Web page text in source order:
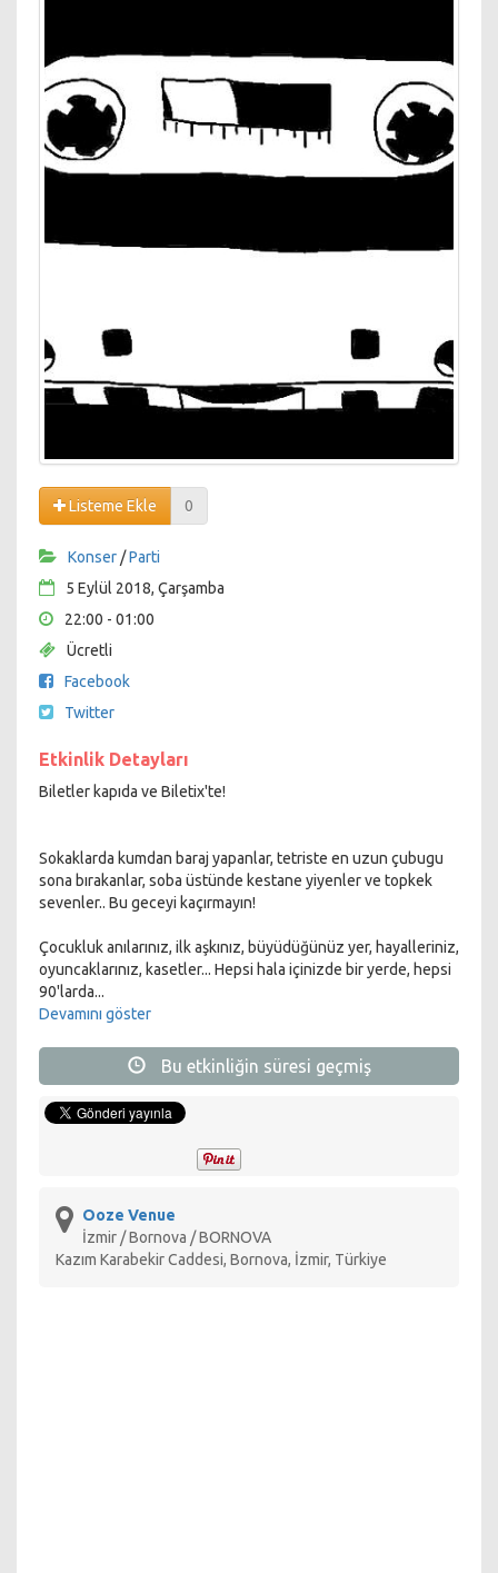
Listeme Ekle 0
Konser/Parti
5 Eylül 2018, Çarşamba
22:00 - 01:00
Ücretli
Facebook
Twitter
Etkinlik Detayları
Biletler kapıda ve Biletix'te!
Sokaklarda kumdan baraj yapanlar, tetriste en uzun çubugu
sona bırakanlar, soba üstünde kestane yiyenler ve topkek
sevenler.. Bu geceyi kaçırmayın!
Çocukluk anılarınız, ilk aşkınız, büyüdüğünüz yer, hayalleriniz,
oyuncaklarınız, kasetler... Hepsi hala içinizde bir yerde, hepsi
90'larda...
Devamını göster
Bu etkinliğin süresi geçmiş
Ooze Venue
İzmir / Bornova / BORNOVA
Kazım Karabekir Caddesi, Bornova, İzmir, Türkiye